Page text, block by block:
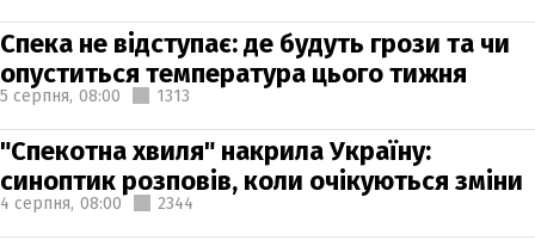
Спека не відступає: де будуть грози та чи
опуститься температура цього тижня
5 серпня, 08:00 1313
"Спекотна хвиля" накрила Україну:
синоптик розповів, коли очікуються зміни
4 серпня, 08:00 2344